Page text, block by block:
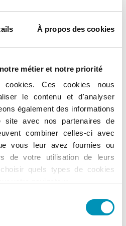
À propos des cookies
métier et notre priorité
Ces cookies nous
le contenu et d'analyser
également des informations
site avec nos partenaires de
combiner celles-ci avec
vous leur avez fournies ou
de votre utilisation de leurs
quels types de cookies
sur la page de
Politique
sont plus opaques que les
apportée au sentiment
maîtrise des données par les
avec qui les données
sont partagées, dans quel but
de réelles tensons.
un vrai retentissement
des scandales éclatent dans
: